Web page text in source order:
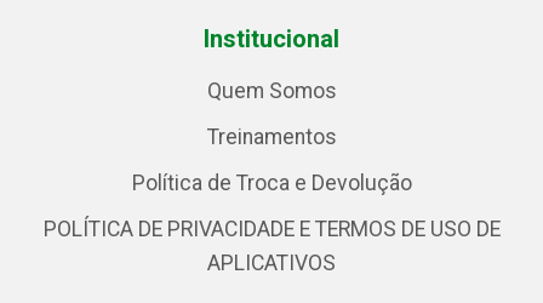
Institucional
Quem Somos
Treinamentos
Política de Troca e Devolução
POLÍTICA DE PRIVACIDADE E TERMOS DE USO DE
APLICATIVOS